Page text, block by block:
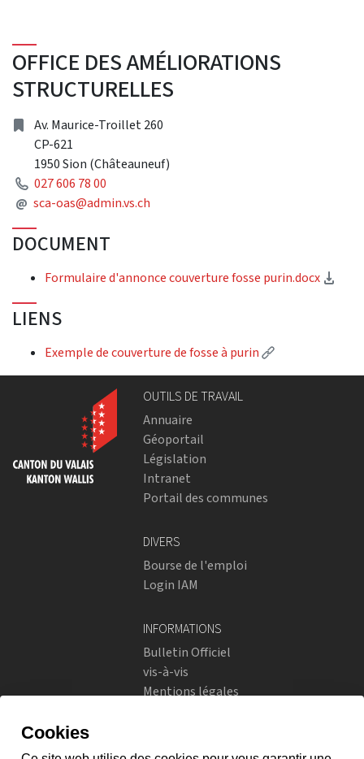
OFFICE DES AMÉLIORATIONS
STRUCTURELLES
adresse
Av. Maurice-Troillet 260
CP-621
1950 Sion (Châteauneuf)
Téléphone
027 606 78 00
@ Adresse courriel
sca-oas@admin.vs.ch
DOCUMENT
Formulaire d'annonce couverture fosse purin.docx
LIENS
Exemple de couverture de fosse à purin (Lien externe)
OUTILS DE TRAVAIL
Annuaire
Géoportail
Législation
Intranet
Portail des communes
DIVERS
Bourse de l'emploi
Login IAM
INFORMATIONS
Bulletin Officiel
vis-à-vis
Mentions légales